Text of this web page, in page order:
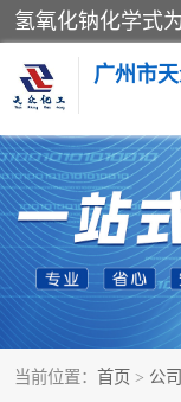
广州市
当前位置： 首页 > 公
亚硝酸钠
纯碱
草酸
聚合氯化铝